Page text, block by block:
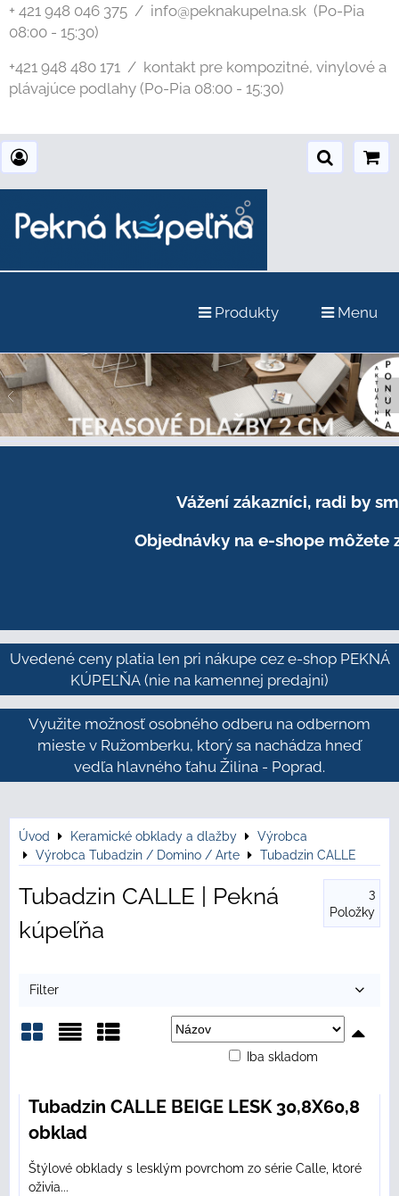
+ 421 948 046 375 / info@peknakupelna.sk (Po-Pia
08:00 - 15:30)
+421 948 480 171 / kontakt pre kompozitné, vinylové a
plávajúce podlahy (Po-Pia 08:00 - 15:30)
Produkty Menu
Vážení zákazníci, radi by
Objednávky na e-shope môžete
Uvedené ceny platia len pri nákupe cez e-shop PEKNÁ
KÚPEĽŇA (nie na kamennej predajni)
Využite možnosť osobného odberu na odbernom
mieste v Ružomberku, ktorý sa nachádza hneď
vedľa hlavného ťahu Žilina - Poprad.
Úvod Keramické obklady a dlažby
Výrobca
Výrobca Tubadzin / Domino / Arte
Tubadzin CALLE
Tubadzin CALLE | Pekná
kúpeľňa
3
Položky
Filter
Iba skladom
Tubadzin CALLE BEIGE LESK 30,8X60,8
obklad
Štýlové obklady s lesklým povrchom zo série Calle, ktoré
oživia...